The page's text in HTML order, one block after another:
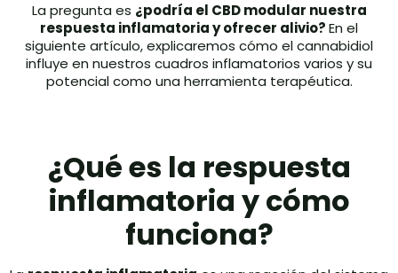
La pregunta es ¿podría el CBD modular nuestra
respuesta inflamatoria y ofrecer alivio?En el
siguiente artículo, explicaremos cómo el cannabidiol
influye en nuestros cuadros inflamatorios varios y su
potencial como una herramienta terapéutica.
¿Qué es la respuesta
inflamatoria y cómo
funciona?